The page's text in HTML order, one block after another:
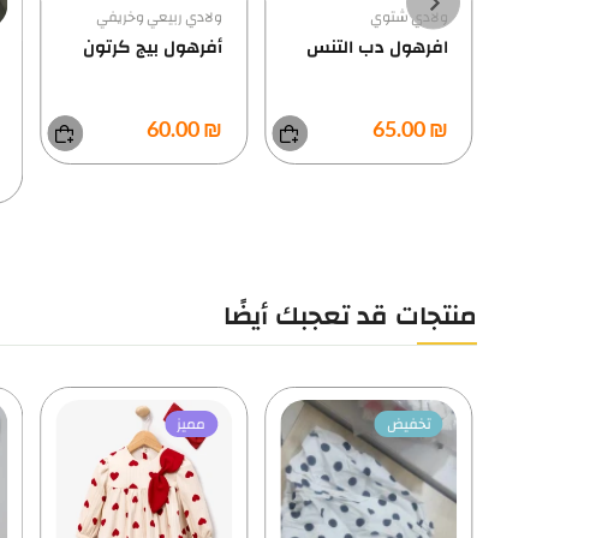
ولادي ربيعي وخريفي
أفرهول بيج كرتون
₪ 60.00
ولادي ربيعي وخريفي
₪ 150.00
منتجات قد تعجبك أيضًا
مميز عروض
مميز
الأكثر مبيعاً